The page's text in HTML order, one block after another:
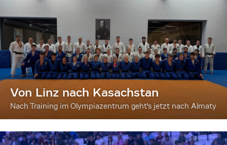
Von Linz nach Kasachstan
Nach Training im Olympiazentrum geht's jetzt nach Almaty